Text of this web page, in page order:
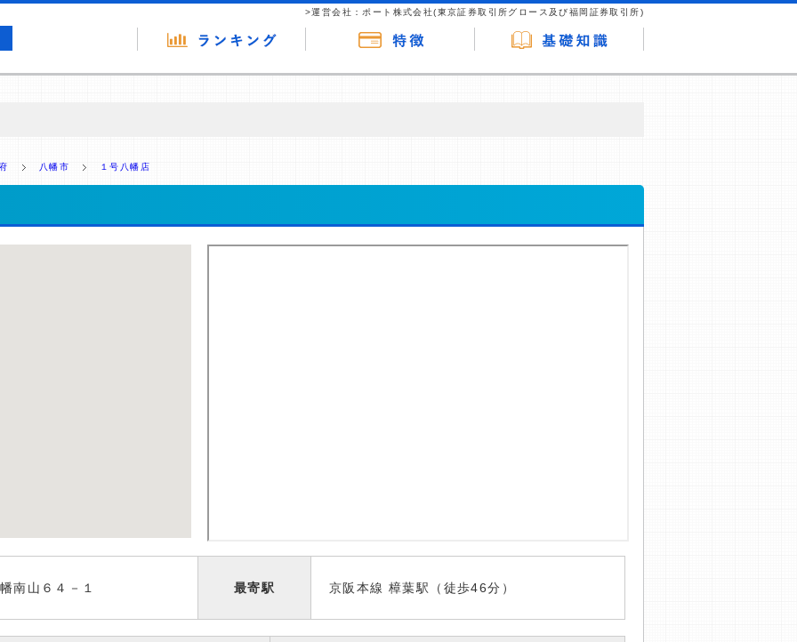
>運営会社：ポート株式会社(東京証券取引所グロース及び福岡証券取引所)
供を行っています。
八幡市 １号八幡店
南山６４－１ 最寄駅 京阪本線 樟葉駅（徒歩46分）